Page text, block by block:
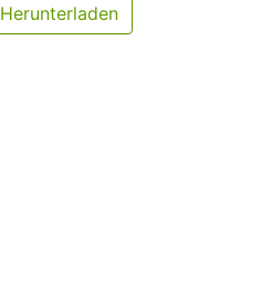
Herunterladen